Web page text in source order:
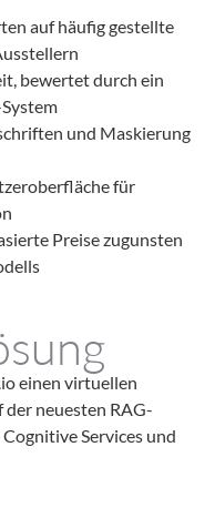
auf häufig gestellte
bewertet durch ein
und Maskierung
für
Preise zugunsten
einen virtuellen
neuesten RAG-
Services und